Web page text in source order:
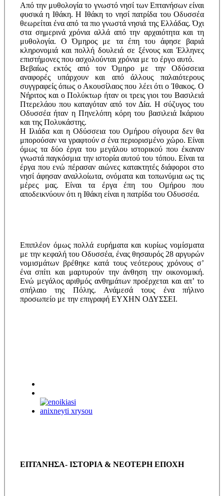
Από την μυθολογία το γνωστό νησί των Επτανήσων είναι
φυσικά η Ιθάκη. Η Ιθάκη το νησί πατρίδα του Οδυσσέα
θεωρείται ένα από τα πιο γνωστά νησιά της Ελλάδας. Όχι
στα σημερινά χρόνια αλλά από την αρχαιότητα και τη
μυθολογία. Ο Όμηρος με τα έπη του άφησε βαριά
κληρονομιά και πολλή δουλειά σε ξένους και Έλληνες
επιστήμονες που ασχολούνται χρόνια με το έργο αυτό.
Βεβαίως εκτός από τον Όμηρο με την Οδύσσεια
αναφορές υπάρχουν και από άλλους παλαιότερους
συγγραφείς όπως ο Ακουσίλαος που λέει ότι ο Ίθακος. Ο
Νήριτος και ο Πολύκτωρ ήταν οι τρεις γιοι του Βασιλειά
Πτερελάου που καταγόταν από τον Δία. Η σύζυγος του
Οδυσσέα ήταν η Πηνελόπη κόρη του βασιλειά Ικάριου
και της Πολυκάστης.
Η Ιλιάδα και η Οδύσσεια του Ομήρου σίγουρα δεν θα
μπορούσαν να γραφτούν σ ένα περιορισμένο χώρο. Είναι
όμως τα δύο έργα του μεγάλου ιστορικού που έκαναν
γνωστά παγκόσμια την ιστορία αυτού του τόπου. Είναι τα
έργα που ενώ πέρασαν αιώνες κατακτητές διάφοροι στο
νησί άφησαν αναλλοίωτα, ονόματα και τοπωνύμια ως τις
μέρες μας. Είναι τα έργα έπη του Ομήρου που
αποδεικνύουν ότι η Ιθάκη είναι η πατρίδα του Οδυσσέα.
Επιπλέον όμως πολλά ευρήματα και κυρίως νομίσματα
με την κεφαλή του Οδυσσέα, ένας θησαυρός 28 αργυρών
νομισμάτων βρέθηκε κατά τους νεότερους χρόνους σ’
ένα σπίτι και μαρτυρούν την άνθηση την οικονομική.
Ενώ μεγάλος αριθμός ανθημάτων προέρχεται και απ’ το
σπήλαιο της Πόλης. Ανάμεσά τους ένα πήλινο
προσωπείο με την επιγραφή ΕΥΧΗΝ ΟΔΥΣΣΕΙ.
ΕΠΤΑΝΗΣΑ- ΙΣΤΟΡΙΑ & ΝΕΟΤΕΡΗ ΕΠΟΧΗ